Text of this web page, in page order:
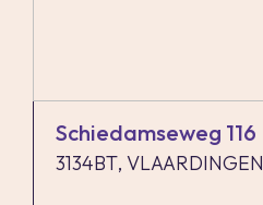
Schiedamseweg 116
3134BT, VLAARDINGEN